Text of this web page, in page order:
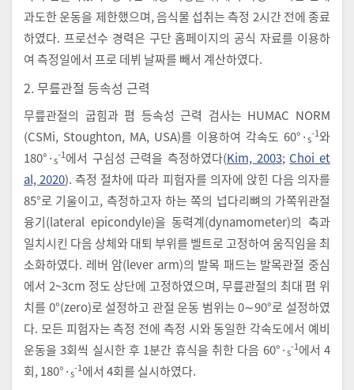
과도한 운동을 제한했으며, 음식물 섭취는 측정 2시간 전에 종료
하였다. 프로선수 경력은 구단 홈페이지의 공식 자료를 이용하
여 측정일에서 프로 데뷔 날짜를 빼서 계산하였다.
2. 무릎관절 등속성 근력
무릎관절의 굽힘과 폄 등속성 근력 검사는 HUMAC NORM
(CSMi, Stoughton, MA, USA)를 이용하여 각속도 60°·s
-1와
180°·s
-1에서 구심성 근력을 측정하였다(Kim, 2003; Choi et
al, 2020). 측정 절차에 따라 피험자를 의자에 앉힌 다음 의자를
85°로 기울이고, 측정하고자 하는 쪽의 넙다리뼈의 가쪽위관절
융기(lateral epicondyle)을 동력계(dynamometer)의 축과
일치시킨 다음 상체와 대퇴 부위를 벨트로 고정하여 움직임을 최
소화하였다. 레버 암(lever arm)의 발목 패드는 발목관절 중심
에서 2~3cm 정도 상단에 고정하였으며, 무릎관절의 최대 폄 위
치를 0°(zero)로 설정하고 관절 운동 범위는 0∼90°로 설정하였
다. 모든 피험자는 측정 전에 측정 시와 동일한 각속도에서 예비
운동을 3회씩 실시한 후 1분간 휴식을 취한 다음 60°·s
-1에서 4
회, 180°·s
-1에서 4회를 실시하였다.